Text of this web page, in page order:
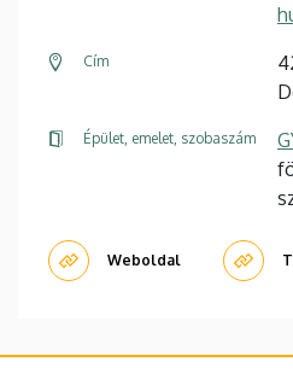
Cím
Épület, emelet, szobaszám
Weboldal